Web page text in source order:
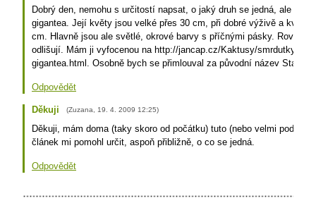
Dobrý den, nemohu s určitostí napsat, o jaký druh se jedná, ale na
gigantea. Její květy jsou velké přes 30 cm, při dobré výživě a kvete-
cm. Hlavně jsou ale světlé, okrové barvy s příčnými pásky. Rovněž
odlišují. Mám ji vyfocenou na http://jancap.cz/Kaktusy/smrdutky/
gigantea.html. Osobně bych se přimlouval za původní název
Odpovědět
Děkuji (Zuzana 19. 4. 2009 12:25)
Děkuji, mám doma (taky skoro od počátku) tuto (nebo velmi
článek mi pomohl určit, aspoň přibližně, o co se jedná.
Odpovědět